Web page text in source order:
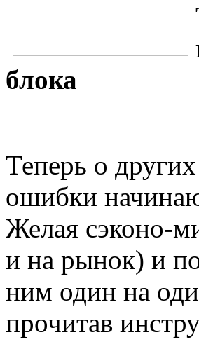
блока
Теперь о
ошибки
Желая сэконо-
и на рынок) и
ним один на
прочитав